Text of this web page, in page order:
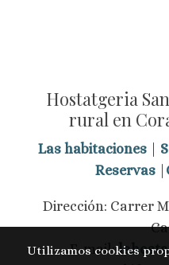
Hostatgeria
rural en
Las habitaciones|
Reservas
Dirección: Carrer
E-mail:
Utilizamos cookies